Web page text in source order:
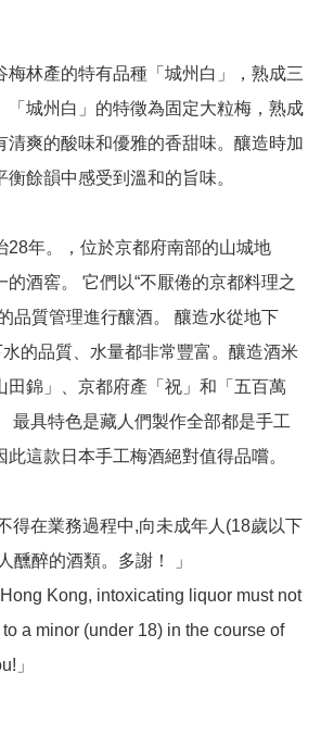
梅林產的特有品種「城州白」，熟成三
「城州白」的特徵為固定大粒梅，熟成
清爽的酸味和優雅的香甜味。釀造時加
衡餘韻中感受到溫和的旨味。
28年。，位於京都府南部的山城地
的酒窖。 它們以“不厭倦的京都料理之
品質管理進行釀酒。 釀造水從地下
的品質、水量都非常豐富。釀造酒米
田錦」、京都府產「祝」和「五百萬
最具特色是藏人們製作全部都是手工
這款日本手工梅酒絕對值得品嚐。
得在業務過程中,向未成年人(18歲以下
醺醉的酒類。多謝！ 」
Hong Kong, intoxicating liquor must not
a minor (under 18) in the course of